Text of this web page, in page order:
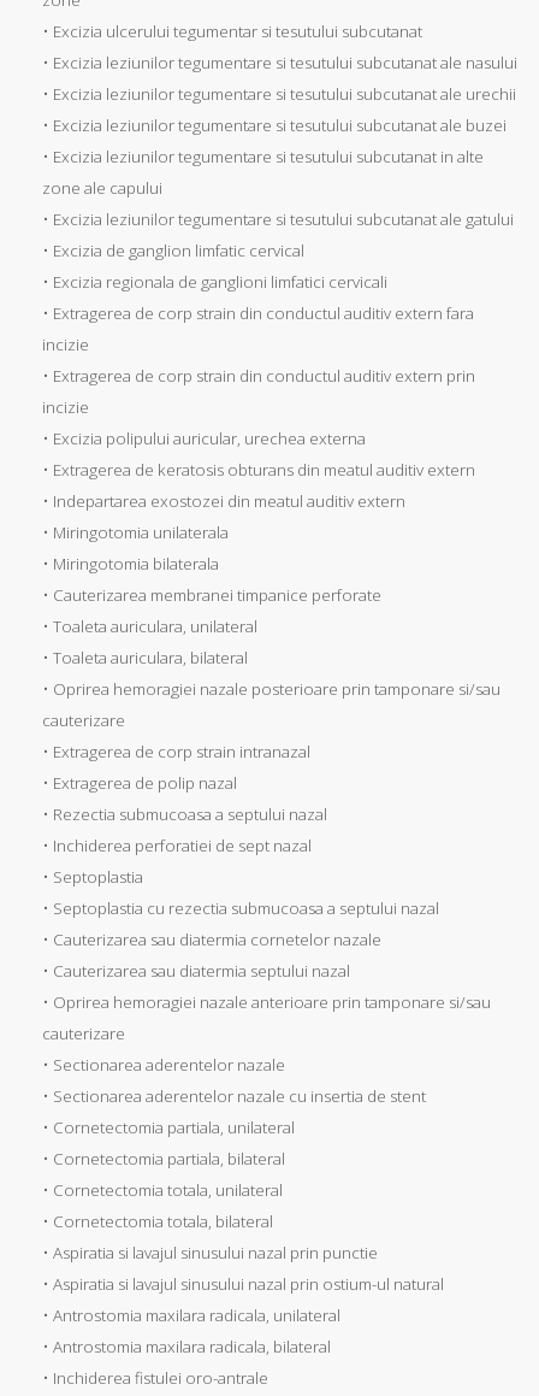
• Excizia ulcerului tegumentar si tesutului subcutanat
• Excizia leziunilor tegumentare si tesutului subcutanat ale nasului
• Excizia leziunilor tegumentare si tesutului subcutanat ale urechii
• Excizia leziunilor tegumentare si tesutului subcutanat ale buzei
• Excizia leziunilor tegumentare si tesutului subcutanat in alte
zone ale capului
• Excizia leziunilor tegumentare si tesutului subcutanat ale gatului
• Excizia de ganglion limfatic cervical
• Excizia regionala de ganglioni limfatici cervicali
• Extragerea de corp strain din conductul auditiv extern fara
incizie
• Extragerea de corp strain din conductul auditiv extern prin
incizie
• Excizia polipului auricular, urechea externa
• Extragerea de keratosis obturans din meatul auditiv extern
• Indepartarea exostozei din meatul auditiv extern
• Miringotomia unilaterala
• Miringotomia bilaterala
• Cauterizarea membranei timpanice perforate
• Toaleta auriculara, unilateral
• Toaleta auriculara, bilateral
• Oprirea hemoragiei nazale posterioare prin tamponare si/sau
cauterizare
• Extragerea de corp strain intranazal
• Extragerea de polip nazal
• Rezectia submucoasa a septului nazal
• Inchiderea perforatiei de sept nazal
• Septoplastia
• Septoplastia cu rezectia submucoasa a septului nazal
• Cauterizarea sau diatermia cornetelor nazale
• Cauterizarea sau diatermia septului nazal
• Oprirea hemoragiei nazale anterioare prin tamponare si/sau
cauterizare
• Sectionarea aderentelor nazale
• Sectionarea aderentelor nazale cu insertia de stent
• Cornetectomia partiala, unilateral
• Cornetectomia partiala, bilateral
• Cornetectomia totala, unilateral
• Cornetectomia totala, bilateral
• Aspiratia si lavajul sinusului nazal prin punctie
• Aspiratia si lavajul sinusului nazal prin ostium-ul natural
• Antrostomia maxilara radicala, unilateral
• Antrostomia maxilara radicala, bilateral
• Inchiderea fistulei oro-antrale